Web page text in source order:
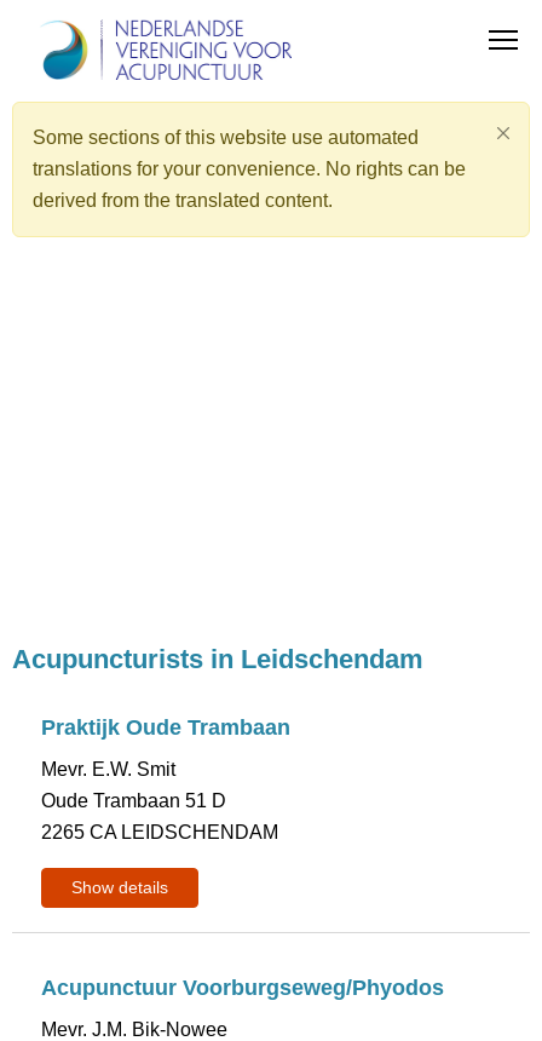
Some sections of this website use automated
translations for your convenience. No rights can be
derived from the translated content.
Acupuncturists in Leidschendam
Praktijk Oude Trambaan
Mevr. E.W. Smit
Oude Trambaan 51 D
2265 CA LEIDSCHENDAM
Show details
Acupunctuur Voorburgseweg/Phyodos
Mevr. J.M. Bik-Nowee